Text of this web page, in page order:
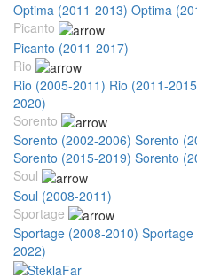
Optima (2011-2013) Optima
Picanto
Picanto (2011-2017)
Rio
Rio (2005-2011) Rio (2011-
2020)
Sorento
Sorento (2002-2006) Sorento
Sorento (2015-2019) Sorento
Soul
Soul (2008-2011)
Sportage
Sportage (2008-2010)
2022)